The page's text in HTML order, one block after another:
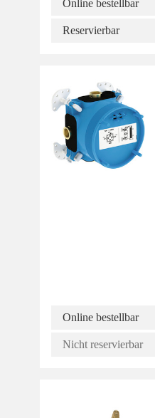
Online bestellbar
Reservierbar
Online bestellbar
Nicht reservierbar